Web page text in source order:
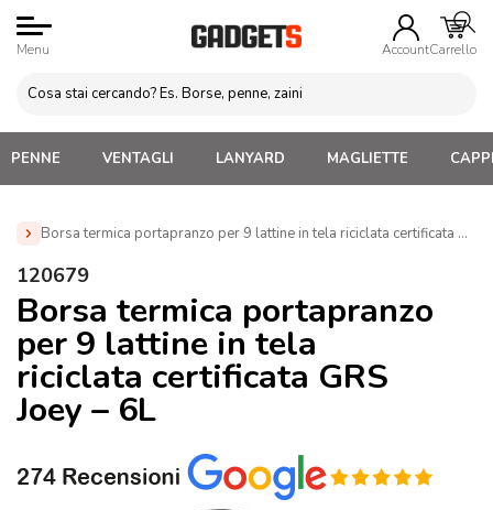
Menu AccountCarrello
PENNE VENTAGLI LANYARD MAGLIETTE
Borsa termica portapranzo per 9 lattine in tela riciclata certificata
Home »
certificata GRS Joey – 6L (120679)
120679
Borsa termica portapranzo
per 9 lattine in tela
riciclata certificata GRS
Joey – 6L